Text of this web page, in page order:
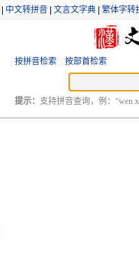
中文转拼音 文言文字典 繁体字转
按拼音检索 按部首检索
提示： 支持拼音查询，例：“wen